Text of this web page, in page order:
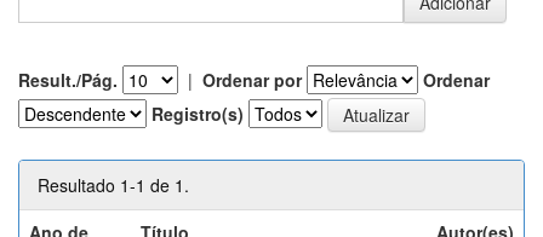
Result./Pág. | Ordenar por
Ordenar
Registro(s)
Resultado 1-1 de 1.
Ano de
Título Autor(es)